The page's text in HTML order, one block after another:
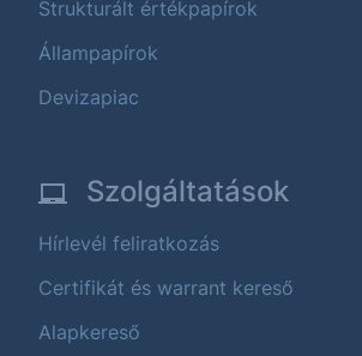
Strukturált értékpapírok
Állampapírok
Devizapiac
Szolgáltatások
Hírlevél feliratkozás
Certifikát és warrant kereső
Alapkereső